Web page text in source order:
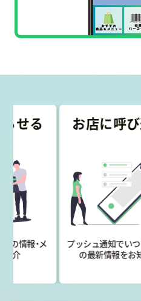
メ
お店に呼び込む
プッシュ通知でいつでもお店
の最新情報をお知らせ